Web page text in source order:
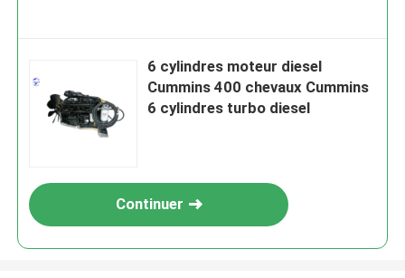
6 cylindres moteur diesel
Cummins 400 chevaux Cummins
6 cylindres turbo diesel
Continuer